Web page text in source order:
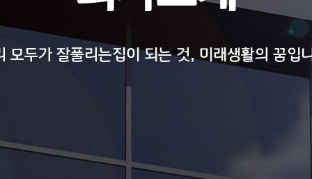
모두가 잘풀리는집이 되는 것, 미래생활의 꿈입